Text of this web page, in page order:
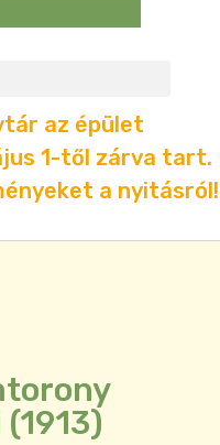
az épület
1-től zárva tart.
a nyitásról!